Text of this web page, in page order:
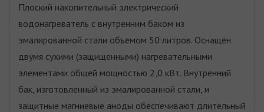
Плоский накопительный электрический
водонагреватель с внутренним баком из
эмалированной стали объемом 50 литров. Оснащён
двумя сухими (защищенными) нагревательными
элементами общей мощностью 2,0 кВт. Внутренний
бак, изготовленный из эмалированной стали, и
защитные магниевые аноды обеспечивают длительный